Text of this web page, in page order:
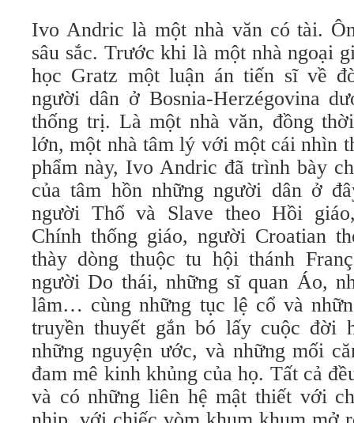
Ivo Andric là một nhà văn có tài.
sâu sắc. Trước khi là một nhà ngoại
học Gratz một luận án tiến sĩ về
người dân ở Bosnia-Herzégovina
thống trị. Là một nhà văn, đồng
lớn, một nhà tâm lý với một cái nhìn
phẩm này, Ivo Andric đã trình bày
của tâm hồn những người dân ở
người Thổ và Slave theo Hồi
Chính thống giáo, người Croatian
thày dòng thuộc tu hội thánh
người Do thái, những sĩ quan Áo,
lâm… cùng những tục lệ cổ và
truyền thuyết gắn bó lấy cuộc đời
những nguyện ước, và những mối
đam mê kinh khủng của họ. Tất cả
và có những liên hệ mật thiết với